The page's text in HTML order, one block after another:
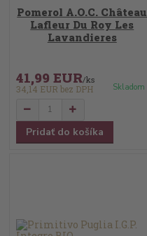
Pomerol A.O.C. Château
Lafleur Du Roy Les
Lavandieres
41,99 EUR/ks
34,14 EUR bez DPH Skladom
Pridať do košíka